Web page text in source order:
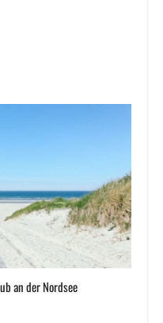
an der Nordsee